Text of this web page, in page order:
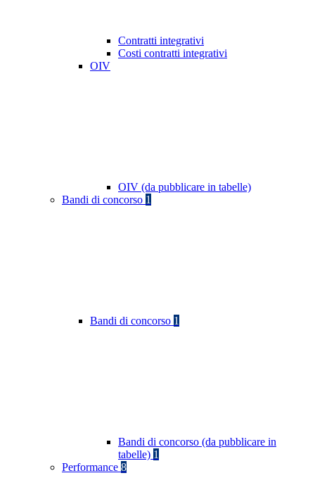
Contratti integrativi
Costi contratti integrativi
OIV
OIV (da pubblicare in tabelle)
Bandi di concorso 1
Bandi di concorso 1
Bandi di concorso (da pubblicare in
tabelle) 1
Performance 8